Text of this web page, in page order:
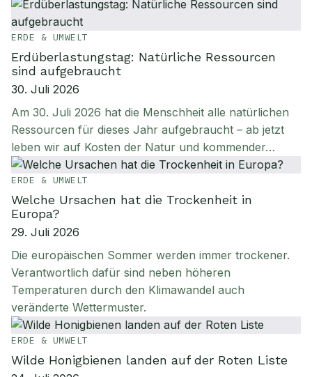
ERDE & UMWELT
Erdüberlastungstag: Natürliche Ressourcen
sind aufgebraucht
30. Juli 2026
Am 30. Juli 2026 hat die Menschheit alle natürlichen
Ressourcen für dieses Jahr aufgebraucht – ab jetzt
leben wir auf Kosten der Natur und kommender…
ERDE & UMWELT
Welche Ursachen hat die Trockenheit in
Europa?
29. Juli 2026
Die europäischen Sommer werden immer trockener.
Verantwortlich dafür sind neben höheren
Temperaturen durch den Klimawandel auch
veränderte Wettermuster.
ERDE & UMWELT
Wilde Honigbienen landen auf der Roten Liste